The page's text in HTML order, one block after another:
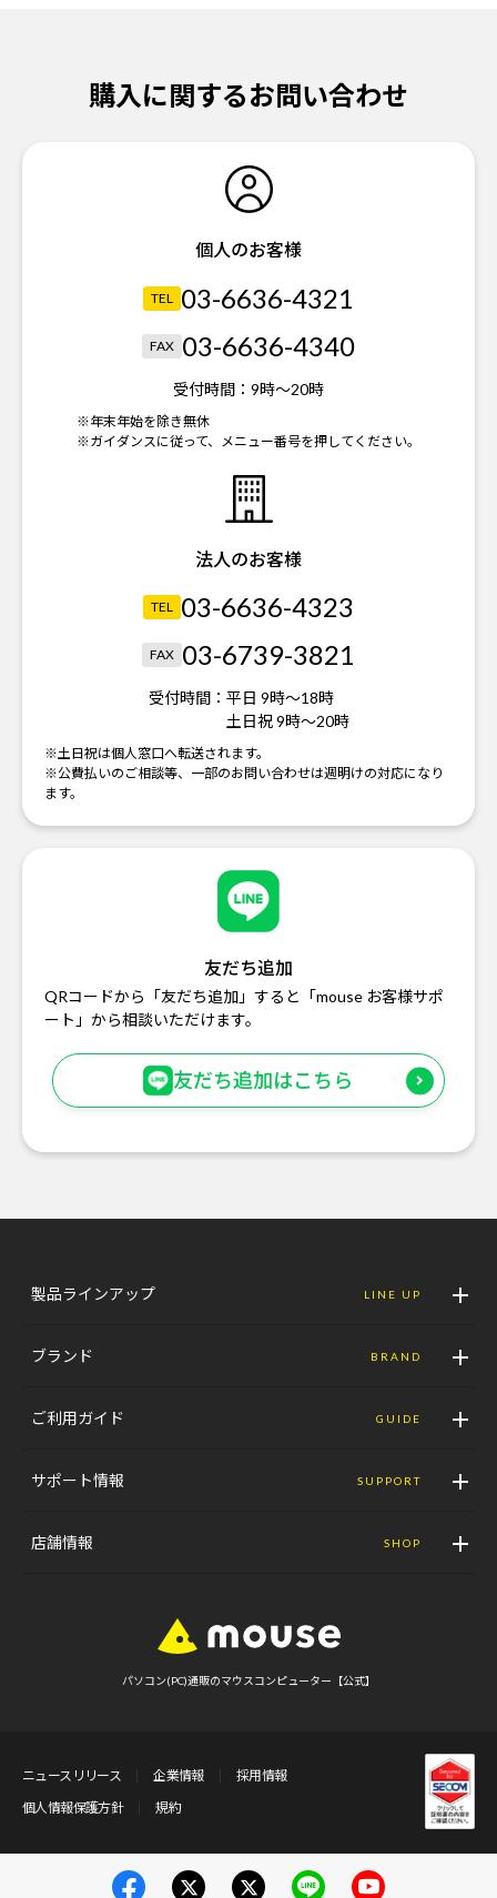
購入に関するお問い合わせ
個人のお客様
TEL 03-6636-4321
FAX 03-6636-4340
受付時間： 9時～20時
※年末年始を除き無休
※ガイダンスに従って、メニュー番号を押してください。
法人のお客様
TEL 03-6636-4323
FAX 03-6739-3821
受付時間： 平日 9時～18時
土日祝 9時～20時
※土日祝は個人窓口へ転送されます。
※公費払いのご相談等、一部のお問い合わせは週明けの対応になり
ます。
友だち追加
QRコードから「友だち追加」すると「mouse お客様サポ
ート」から相談いただけます。
友だち追加はこちら
製品ラインアップ LINE UP
ブランド BRAND
ご利用ガイド GUIDE
サポート情報 SUPPORT
店舗情報 SHOP
パソコン(PC)通販のマウスコンピューター【公式】
ニュースリリース 企業情報
採用情報
個人情報保護方針
規約